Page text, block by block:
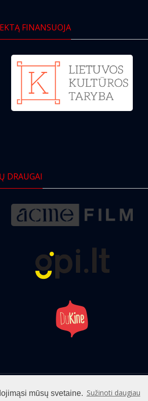
mūsų svetaine. Sužinoti daugiau
FINANSUOJA
DRAUGAI
info@cinemaclub.lt